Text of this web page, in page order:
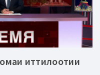
иттилоотии